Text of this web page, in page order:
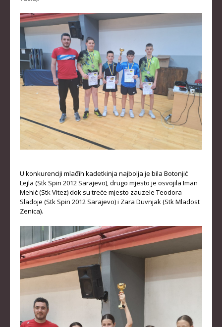
NAJMLAĐE KADETKINJE
DOKUMENTI
KALENDARI I RASPOREDI
BILTENI TAKMIČENJA
PRAVILNICI
OBRASCI
OPŠTI DOKUMENTI
KLUBOVI
KONTAKT
U konkurenciji mlađih kadetkinja najbolja je bila Botonjić
Lejla (Stk Spin 2012 Sarajevo), drugo mjesto je osvojila Iman
Mehić (Stk Vitez) dok su treće mjesto zauzele Teodora
Sladoje (Stk Spin 2012 Sarajevo) i Zara Duvnjak (Stk Mladost
Zenica).